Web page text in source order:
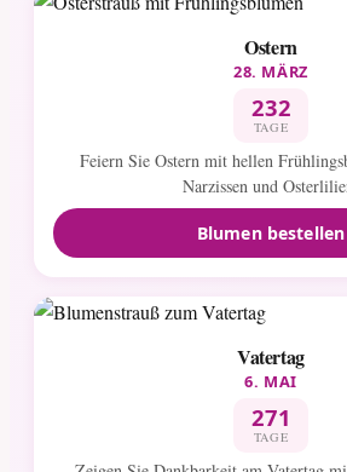
Ostern
28. MÄRZ
232
TAGE
Feiern Sie Ostern mit hellen
Narzissen und
Blumen bestellen
Vatertag
6. MAI
271
TAGE